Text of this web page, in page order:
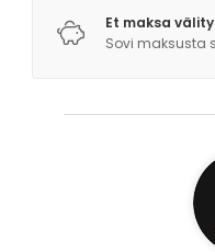
Et maksa
Sovi maksusta